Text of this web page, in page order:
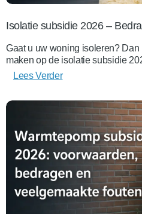
Isolatie subsidie 2026 –
Gaat u uw woning isoleren?
maken op de isolatie subsidie
Lees Verder